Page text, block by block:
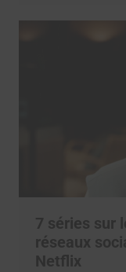
7 séries sur
réseaux
Netflix